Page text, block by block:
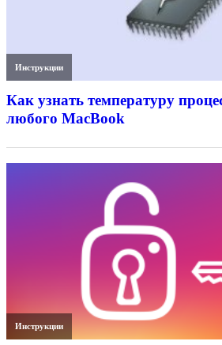
Инструкции
Как узнать температуру
любого MacBook
Инструкции